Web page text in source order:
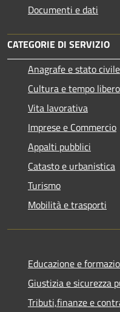
Documenti e dati
CATEGORIE DI SERVIZIO
Anagrafe e stato civile
Cultura e tempo libero
Vita lavorativa
Imprese e Commercio
Appalti pubblici
Catasto e urbanistica
Turismo
Mobilità e trasporti
Educazione e
Giustizia e sicurezza
Tributi,finanze e